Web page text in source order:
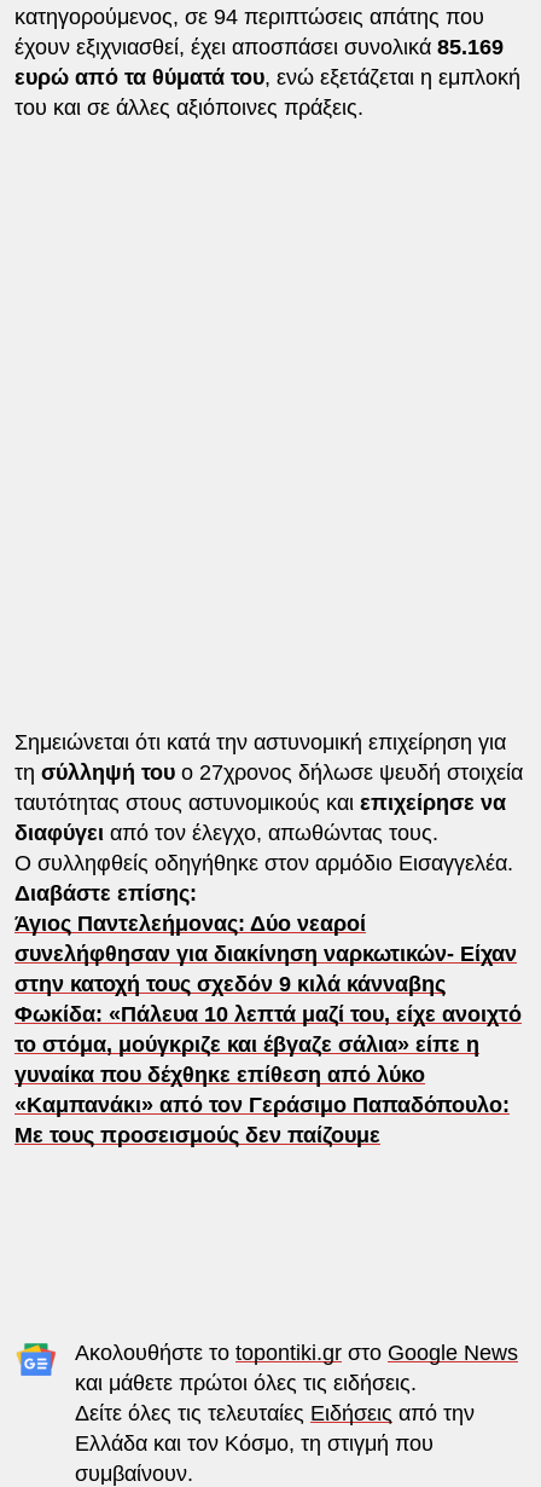
κατηγορούμενος, σε 94 περιπτώσεις απάτης που
έχουν εξιχνιασθεί, έχει αποσπάσει συνολικά85.169
ευρώ από τα θύματά του, ενώ εξετάζεται η εμπλοκή
του και σε άλλες αξιόποινες πράξεις.
Σημειώνεται ότι κατά την αστυνομική επιχείρηση για
τη σύλληψή του ο 27χρονος δήλωσε ψευδή στοιχεία
ταυτότητας στους αστυνομικούς και επιχείρησε να
διαφύγει από τον έλεγχο, απωθώντας τους.
Ο συλληφθείς οδηγήθηκε στον αρμόδιο Εισαγγελέα.
Διαβάστε επίσης:
Άγιος Παντελεήμονας: Δύο νεαροί
συνελήφθησαν για διακίνηση ναρκωτικών- Είχαν
στην κατοχή τους σχεδόν 9 κιλά κάνναβης
Φωκίδα: «Πάλευα 10 λεπτά μαζί του, είχε ανοιχτό
το στόμα, μούγκριζε και έβγαζε σάλια» είπε η
γυναίκα που δέχθηκε επίθεση από λύκο
«Καμπανάκι» από τον Γεράσιμο Παπαδόπουλο:
Με τους προσεισμούς δεν παίζουμε
Ακολουθήστε το topontiki.grστο Google News
και μάθετε πρώτοι όλες τις ειδήσεις.
Δείτε όλες τις τελευταίες Ειδήσεις από την
Ελλάδα και τον Κόσμο, τη στιγμή που
συμβαίνουν.